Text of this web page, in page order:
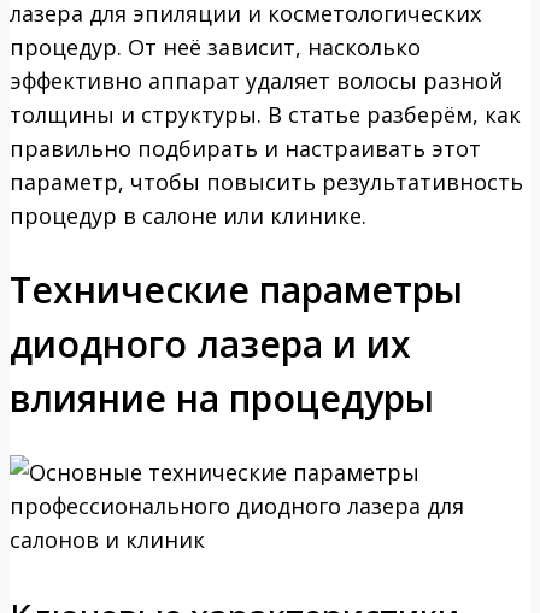
лазера для эпиляции и косметологических
процедур. От неё зависит, насколько
эффективно аппарат удаляет волосы разной
толщины и структуры. В статье разберём, как
правильно подбирать и настраивать этот
параметр, чтобы повысить результативность
процедур в салоне или клинике.
Технические параметры
диодного лазера и их
влияние на процедуры